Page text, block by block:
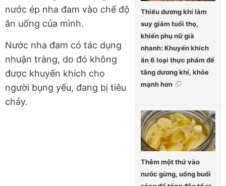
Thiếu dương khí làm
suy giảm tuổi thọ,
khiến phụ nữ già
nhanh: Khuyến khích
ăn 6 loại thực phẩm để
tăng dương khí, khỏe
mạnh hơn
Thêm một thứ vào
nước gừng, uống buổi
nước ép nha đam vào chế độ
ăn uống của mình.
Nước nha đam có tác dụng
nhuận tràng, do đó không
được khuyến khích cho
người bụng yếu, đang bị tiêu
chảy.